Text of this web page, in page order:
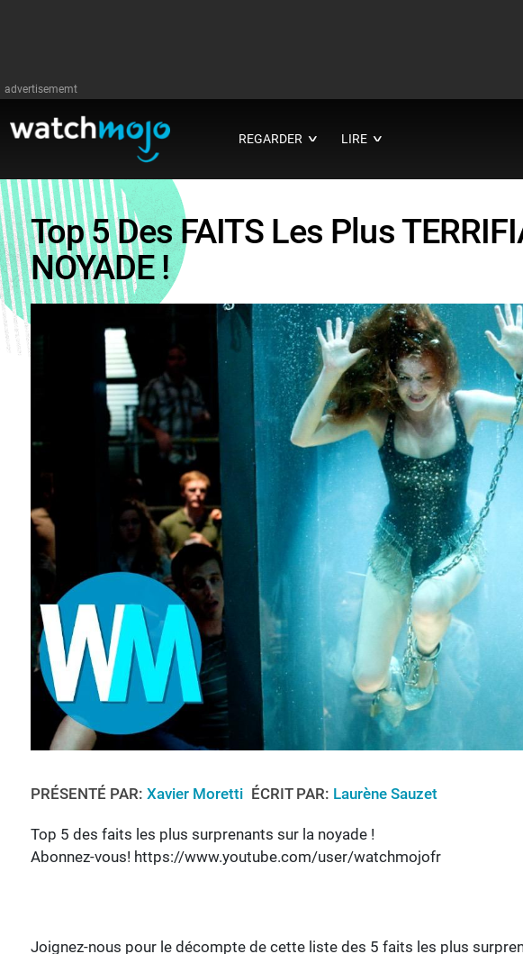
advertisememt
REGARDER ∨ LIRE ∨
Top 5 Des FAITS Les Plus
NOYADE !
PRÉSENTÉ PAR: Xavier Moretti ÉCRIT PAR: Laurène Sauzet
Top 5 des faits les plus surprenants sur la noyade !
Abonnez-vous! https://www.youtube.com/user/watchmojofr
Joignez-nous pour le décompte de cette liste des 5 faits les plus